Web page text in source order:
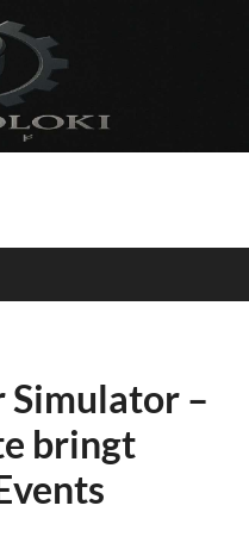
Gaming
Klassiker.
Simulator –
bringt